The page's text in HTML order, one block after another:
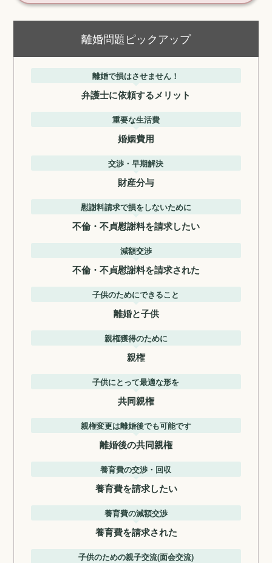
離婚問題ピックアップ
離婚で損はさせません！
弁護士に依頼するメリット
重要な生活費
婚姻費用
交渉・早期解決
財産分与
慰謝料請求で損をしないために
不倫・不貞慰謝料を請求したい
減額交渉
不倫・不貞慰謝料を請求された
子供のためにできること
離婚と子供
親権獲得のために
親権
子供にとって最適な形を
共同親権
親権変更は離婚後でも可能です
離婚後の共同親権
養育費の交渉・回収
養育費を請求したい
養育費の減額交渉
養育費を請求された
子供のための親子交流(面会交流)